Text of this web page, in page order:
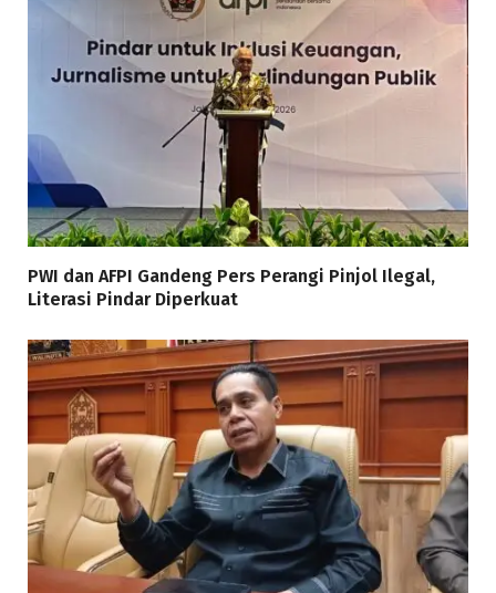
PWI dan AFPI Gandeng Pers Perangi Pinjol Ilegal,
Literasi Pindar Diperkuat